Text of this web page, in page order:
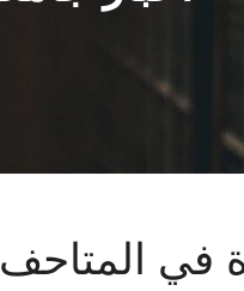
في المتاحف